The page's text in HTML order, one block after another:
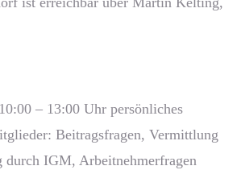
– 13:00 Uhr persönliches
Beitragsfragen, Vermittlung
durch IGM, Arbeitnehmerfragen